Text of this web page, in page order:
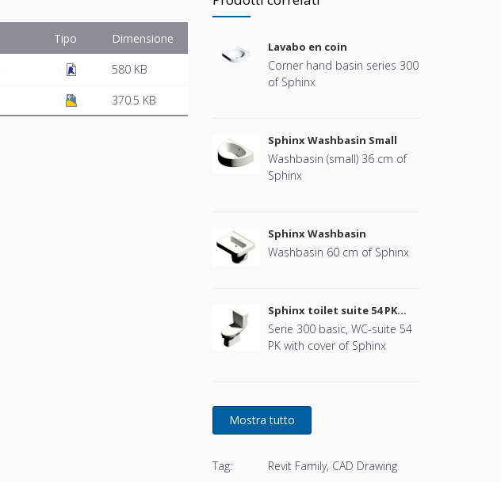
Tipo Dimensione
580 KB
370.5 KB
Lavabo en coin
Corner hand basin series 300
of Sphinx
Sphinx Washbasin Small
Washbasin (small) 36 cm of
Sphinx
Sphinx Washbasin
Washbasin 60 cm of Sphinx
Sphinx toilet suite 54 PK
(with cover)
Serie 300 basic, WC-suite 54
PK with cover of Sphinx
Tag: Revit Family, CAD Drawing